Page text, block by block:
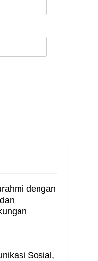
dengan
Sosial,